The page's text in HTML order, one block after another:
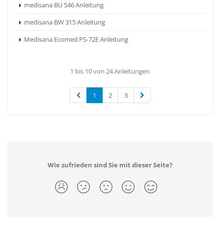
medisana BU 546 Anleitung
medisana BW 315 Anleitung
Medisana Ecomed PS-72E Anleitung
1 bis 10 von 24 Anleitungen
1 2 3
Wie zufrieden sind Sie mit dieser Seite?